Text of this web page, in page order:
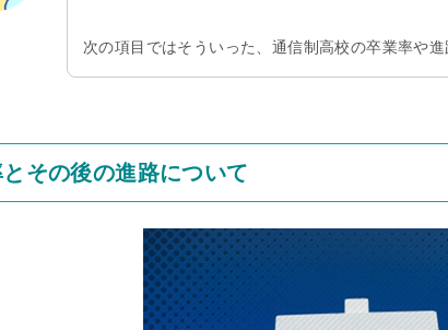
次の項目ではそういった、通信制高校の卒業率や進
その後の進路について